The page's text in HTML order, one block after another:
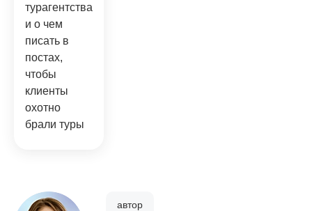
турагентства
и о чем
писать в
постах,
чтобы
клиенты
охотно
брали туры
автор